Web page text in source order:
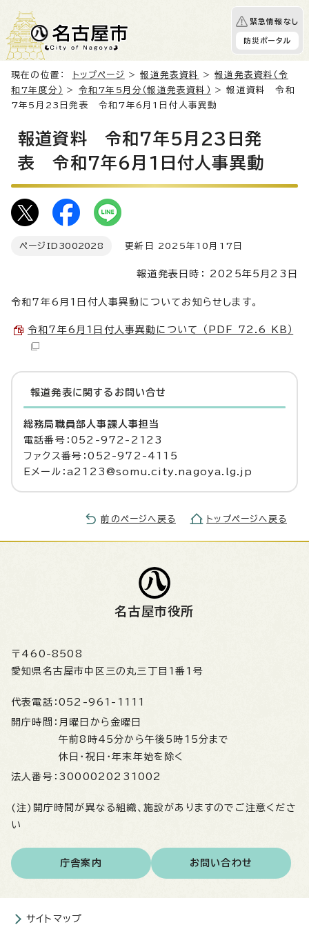
緊急情報なし
防災ポータル
現在の位置： トップページ >報道発表資料 >報道発表資料（令
和7年度分）
> 令和7年5月分（報道発表資料）
> 報道資料 令和
7年5月23日発表 令和7年6月1日付人事異動
報道資料 令和7年5月23日発
表 令和7年6月1日付人事異動
ページID 3002028 更新日 2025年10月17日
報道発表日時： 2025年5月23日
令和7年6月1日付人事異動についてお知らせします。
令和7年6月1日付人事異動について （PDF 72.6 KB）
報道発表に関するお問い合せ
総務局職員部人事課人事担当
電話番号：052-972-2123
ファクス番号：052-972-4115
Eメール：a2123@somu.city.nagoya.lg.jp
前のページへ戻る トップページへ戻る
名古屋市役所
〒460-8508
愛知県名古屋市中区三の丸三丁目1番1号
代表電話： 052-961-1111
開庁時間： 月曜日から金曜日
午前8時45分から午後5時15分まで
休日・祝日・年末年始を除く
法人番号： 3000020231002
(注)開庁時間が異なる組織、施設がありますのでご注意くださ
い
庁舎案内 お問い合わせ
サイトマップ